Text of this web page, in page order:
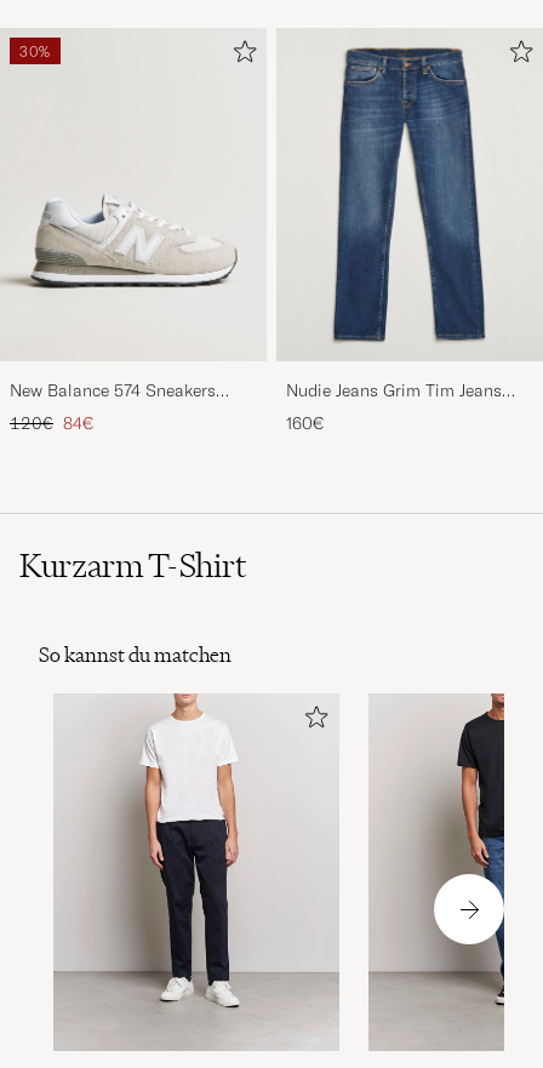
30%
New Balance 574 Sneakers
Nimbus Cloud
Regulärer Preis
120€ Reduzierter Preis
84€
Nudie Jeans Grim Tim Jeans
Indigo Myth
160€
Kurzarm T-Shirt
So kannst du matchen